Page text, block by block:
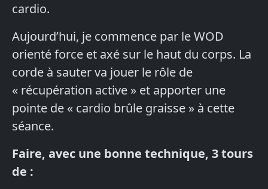
cardio.
Aujourd’hui, je commence par le WOD
orienté force et axé sur le haut du corps. La
corde à sauter va jouer le rôle de
« récupération active » et apporter une
pointe de « cardio brûle graisse » à cette
séance.
Faire, avec une bonne technique, 3 tours
de :